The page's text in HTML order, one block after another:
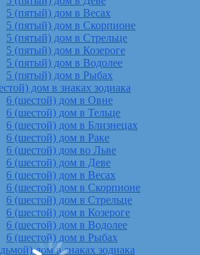
5 (пятый) дом в Весах
5 (пятый) дом в Скорпионе
5 (пятый) дом в Стрельце
5 (пятый) дом в Козероге
5 (пятый) дом в Водолее
5 (пятый) дом в Рыбах
дом в знаках зодиака
6 (шестой) дом в Овне
6 (шестой) дом в Тельце
6 (шестой) дом в Близнецах
6 (шестой) дом в Раке
6 (шестой) дом во Льве
6 (шестой) дом в Деве
6 (шестой) дом в Весах
6 (шестой) дом в Скорпионе
6 (шестой) дом в Стрельце
6 (шестой) дом в Козероге
6 (шестой) дом в Водолее
6 (шестой) дом в Рыбах
дом в знаках зодиака